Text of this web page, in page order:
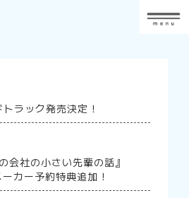
ラック発売決定！
会社の小さい先輩の話』
カー予約特典追加！